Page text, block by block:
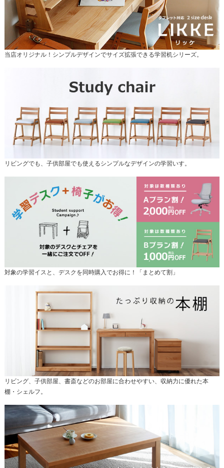
当店オリジナル！シンプルデザインでサイズ拡張できる学習机シリーズ。
リビングでも、子供部屋でも使えるシンプルなデザインの学習いす。
対象の学習イスと、デスクを同時購入でお得に！「まとめて割」
リビング、子供部屋、書斎などのお部屋に合わせやすい、収納力に優れた本
棚・シェルフ。